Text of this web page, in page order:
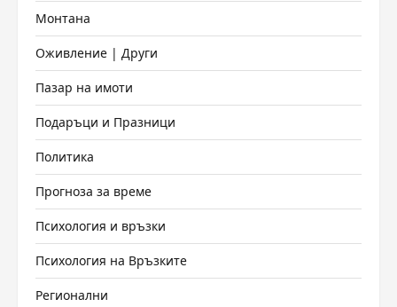
Монтана
Оживление | Други
Пазар на имоти
Подаръци и Празници
Политика
Прогноза за време
Психология и връзки
Психология на Връзките
Регионални